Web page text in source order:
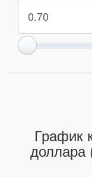
График